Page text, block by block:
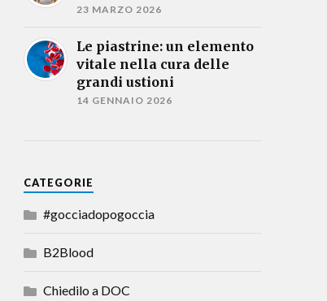
23 MARZO 2026
Le piastrine: un elemento
vitale nella cura delle
grandi ustioni
14 GENNAIO 2026
CATEGORIE
#gocciadopogoccia
B2Blood
Chiedilo a DOC